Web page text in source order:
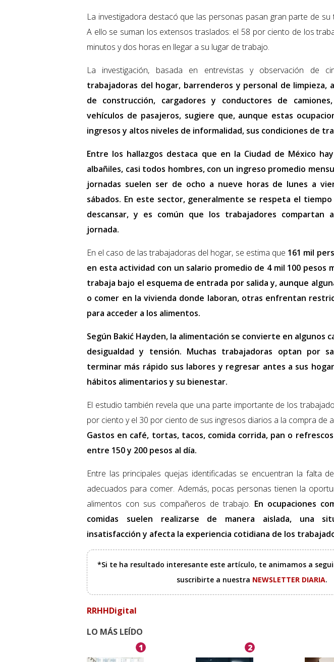
La investigadora destacó que las personas pasan gran parte de
A ello se suman los extensos traslados: el 58 por ciento de los
minutos y dos horas en llegar a su lugar de trabajo.
La investigación, basada en entrevistas y observación de
trabajadoras del hogar, barrenderos y personal de limpieza,
de construcción, cargadores y conductores de
vehículos de pasajeros, sugiere que, aunque estas
ingresos y altos niveles de informalidad, sus condiciones de
Entre los hallazgos destaca que en la Ciudad de México
albañiles, casi todos hombres, con un ingreso promedio
jornadas suelen ser de ocho a nueve horas de lunes a
sábados. En este sector, generalmente se respeta el
descansar, y es común que los trabajadores compartan
jornada.
En el caso de las trabajadoras del hogar, se estima que 161 mil
en esta actividad con un salario promedio de 4 mil 100 pesos
trabaja bajo el esquema de entrada por salida y, aunque
o comer en la vivienda donde laboran, otras enfrentan
para acceder a los alimentos.
Según Bakić Hayden, la alimentación se convierte en algunos
desigualdad y tensión. Muchas trabajadoras optan por
terminar más rápido sus labores y regresar antes a sus
hábitos alimentarios y su bienestar.
El estudio también revela que una parte importante de los
por ciento y el 30 por ciento de sus ingresos diarios a la compra de
Gastos en café, tortas, tacos, comida corrida, pan o
entre 150 y 200 pesos al día.
Entre las principales quejas identificadas se encuentran la falta
adecuados para comer. Además, pocas personas tienen la
alimentos con sus compañeros de trabajo. En ocupaciones
comidas suelen realizarse de manera aislada, una
insatisfacción y afecta la experiencia cotidiana de los
*Si te ha resultado interesante este artículo, te animamos a
suscribirte a nuestra NEWSLETTER DIARIA.
RRHHDigital
LO MÁS LEÍDO
1 2